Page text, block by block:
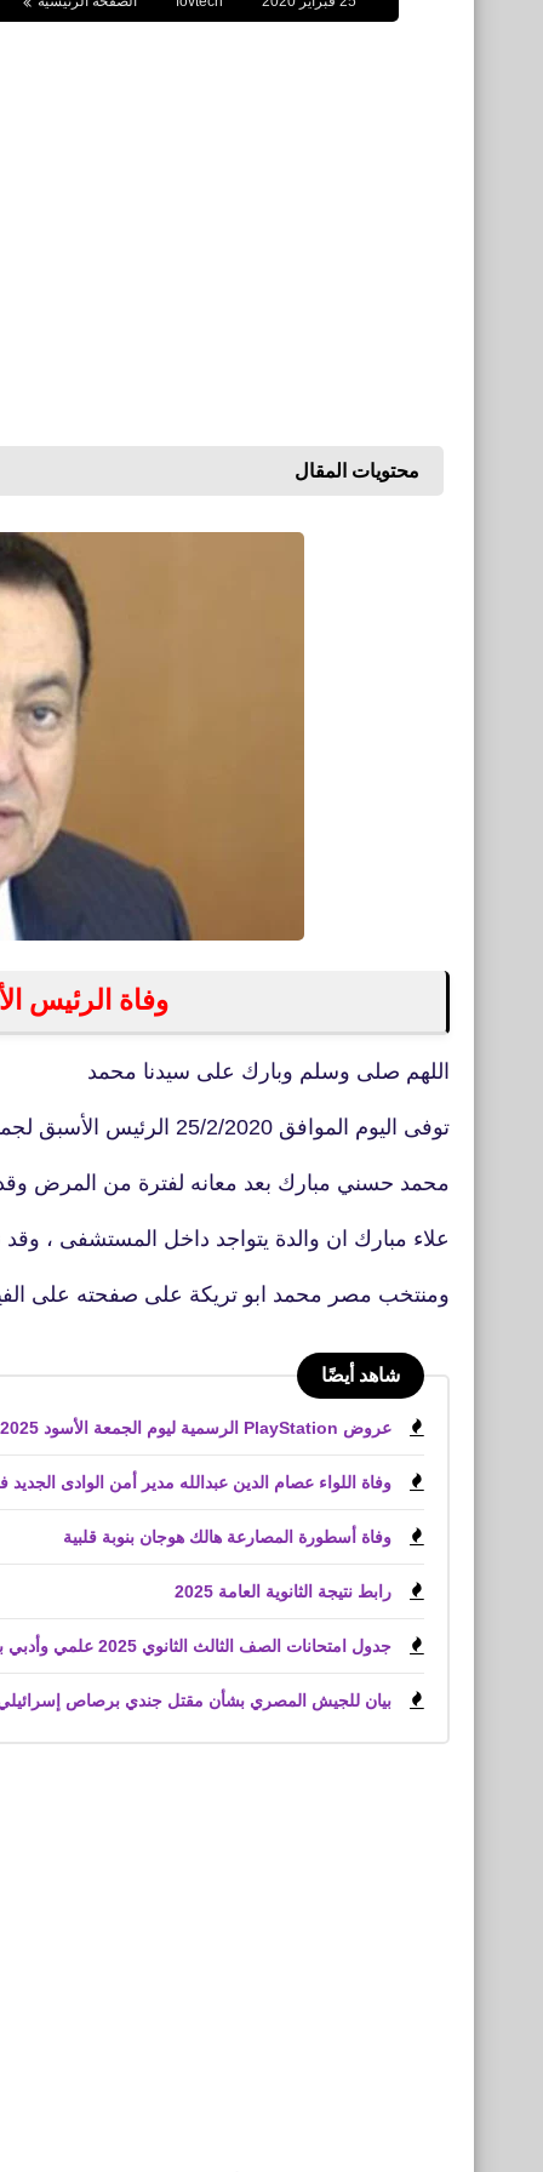
محتويات المقال
وفاة الرئيس
اللهم صلى وسلم وبارك على سيدنا محمد
توفى اليوم الموافق 25/2/2020 الرئيس الأسبق لجمهورية مصر العربية
محمد حسني مبارك بعد معانه لفترة من المرض
علاء مبارك ان والدة يتواجد داخل المستشفى ،
ومنتخب مصر محمد ابو تريكة على صفحته على
شاهد أيضًا
عروض PlayStation الرسمية ليوم الجمعة الأسود 2025 لعبة Battlefield 6
وفاة اللواء عصام الدين عبدالله مدير أمن الوادى
وفاة أسطورة المصارعة هالك هوجان بنوبة قلبية
رابط نتيجة الثانوية العامة 2025
جدول امتحانات الصف الثالث الثانوي 2025 علمي وأدبي بعد اعتماد وزير التعليم
بيان للجيش المصري بشأن مقتل جندي برصاص